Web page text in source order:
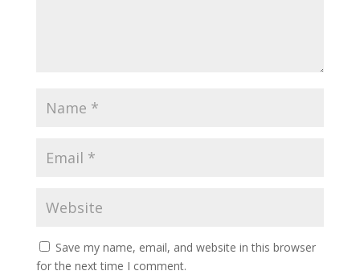
Save my name, email, and website in this browser
for the next time I comment.